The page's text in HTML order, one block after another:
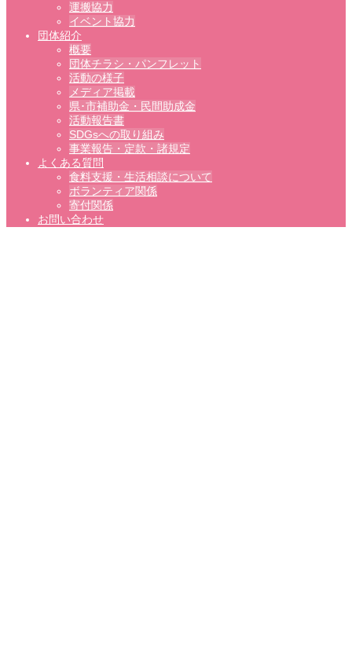
運搬協力
イベント協力
団体紹介
概要
団体チラシ・パンフレット
活動の様子
メディア掲載
県･市補助金・民間助成金
活動報告書
SDGsへの取り組み
事業報告・定款・諸規定
よくある質問
食料支援・生活相談について
ボランティア関係
寄付関係
お問い合わせ